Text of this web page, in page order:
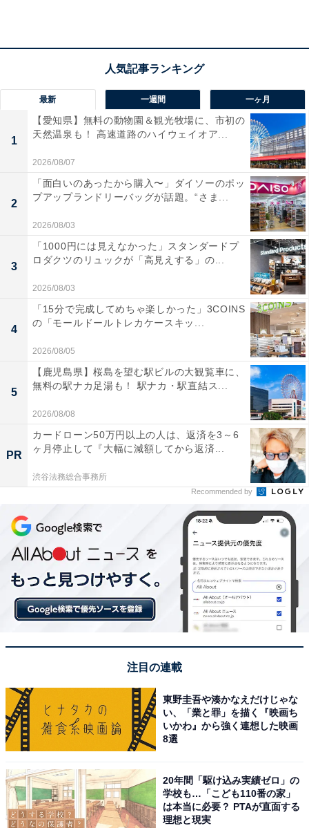
くさんありそう」（50代女性／神奈川県）
「海鮮丼、寿司、定食やラーメンなど、北海道の名
物料理が食べられる店が多く行ってみたいです」
（50代女性／広島県）
1位：二条市場（札幌市）／53票
札幌の中心部に位置し、150年以上の歴史を誇る市場で
す。観光客はもちろん、地元の人々も訪れる活気あふれ
る市場で、カニやホタテなどの鮮魚が所狭しと並びま
す。早朝から営業している飲食店も多く、札幌観光のス
タートとして豪華な朝食を楽しむ場所としても定評があ
ります。
回答者コメント
「新鮮な海鮮が食べたいから」（20代女性／東京
都）
「新鮮な海鮮グルメを味わえそうで、北海道らしい
市場の活気ある雰囲気を楽しみたいからです」（20
代男性／愛知県）
最新 一週間 一ヶ月
1
【愛知県】無料の動物園＆観光牧場に、市初の
天然温泉も！ 高速道路のハイウェイオア...
2026/08/07
2
「面白いのあったから購入〜」ダイソーのポッ
プアップランドリーバッグが話題。“さま...
2026/08/03
3
「1000円には見えなかった」スタンダードプ
ロダクツのリュックが「高見えする」の...
2026/08/03
4
「15分で完成してめちゃ楽しかった」3COINS
の「モールドールトレカケースキッ...
2026/08/05
5
【鹿児島県】桜島を望む駅ビルの大観覧車に、
無料の駅ナカ足湯も！ 駅ナカ・駅直結ス...
2026/08/08
PR
カードローン50万円以上の人は、返済を3～6
ヶ月停止して『大幅に減額してから返済...
渋谷法務総合事務所
Recommended by
注目の連載
東野圭吾や湊かなえだけじゃな
い、「業と罪」を描く『映画ち
いかわ』から強く連想した映画
8選
20年間「駆け込み実績ゼロ」の
学校も…「こども110番の家」
は本当に必要？ PTAが直面する
理想と現実